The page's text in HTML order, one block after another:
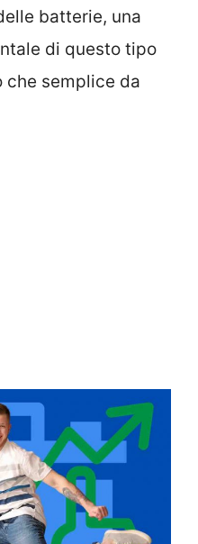
batterie, una
di questo tipo
che semplice da